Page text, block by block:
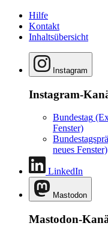
Hilfe
Kontakt
Inhaltsübersicht
Instagram
Instagram-
Bundestag
Fenster)
neues Fenster)
LinkedIn
Mastodon
Mastodon-